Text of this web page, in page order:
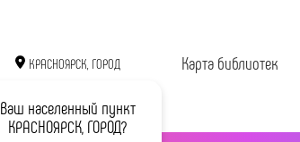
КРАСНОЯРСК, ГОРОД
Ваш населенный пункт
КРАСНОЯРСК, ГОРОД?
Карта библиотек